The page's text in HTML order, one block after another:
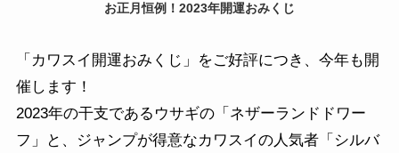
お正月恒例！2023年開運おみくじ
「カワスイ開運おみくじ」をご好評につき、今年も開
催します！
2023年の干支であるウサギの「ネザーランドドワー
フ」と、ジャンプが得意なカワスイの人気者「シルバ